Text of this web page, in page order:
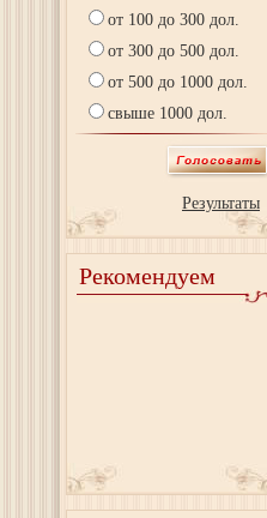
от 100 до 300 дол.
от 300 до 500 дол.
от 500 до 1000 дол.
свыше 1000 дол.
Результаты
Рекомендуем